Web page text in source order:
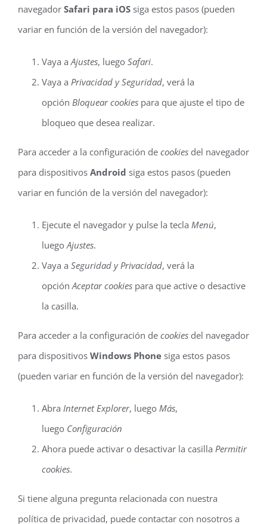
navegador Safari para iOS siga estos pasos (pueden
variar en función de la versión del navegador):
Vaya aAjustes, luego Safari.
Vaya a Privacidad y Seguridad, verá la
opción Bloquear cookies para que ajuste el tipo de
bloqueo que desea realizar.
Para acceder a la configuración de cookies del navegador
para dispositivos Android siga estos pasos (pueden
variar en función de la versión del navegador):
Ejecute el navegador y pulse la tecla Menú,
luegoAjustes.
Vaya a Seguridad y Privacidad, verá la
opciónAceptar cookies para que active o desactive
la casilla.
Para acceder a la configuración de cookies del navegador
para dispositivos Windows Phone siga estos pasos
(pueden variar en función de la versión del navegador):
Abra Internet Explorer, luego Más,
luego Configuración
Ahora puede activar o desactivar la casilla Permitir
cookies.
Si tiene alguna pregunta relacionada con nuestra
política de privacidad, puede contactar con nosotros a